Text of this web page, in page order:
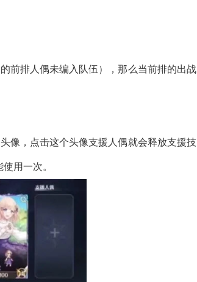
前排人偶未编入队伍），那么当前排的出战
像，点击这个头像支援人偶就会释放支援技
用一次。